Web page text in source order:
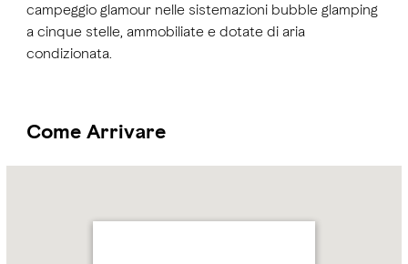
campeggio glamour nelle sistemazioni bubble glamping
a cinque stelle, ammobiliate e dotate di aria
condizionata.
Come Arrivare